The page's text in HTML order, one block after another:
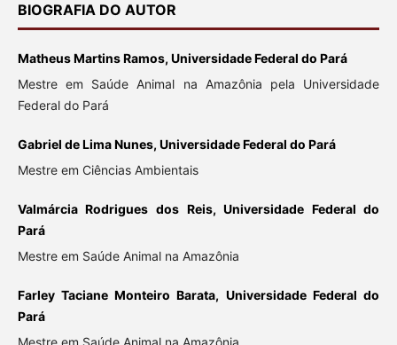
BIOGRAFIA DO AUTOR
Matheus Martins Ramos, Universidade Federal do Pará
Mestre em Saúde Animal na Amazônia pela Universidade
Federal do Pará
Gabriel de Lima Nunes, Universidade Federal do Pará
Mestre em Ciências Ambientais
Valmárcia Rodrigues dos Reis, Universidade Federal do
Pará
Mestre em Saúde Animal na Amazônia
Farley Taciane Monteiro Barata, Universidade Federal do
Pará